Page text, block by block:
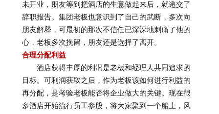
未开业，朋友等到把酒店的生意做起来后，就递交了
辞职报告。集团老板也意识到了自己的武断，多次向
朋友解释，可最初的那次不信任已深深地刺痛了他的
心，老板多次挽留，朋友还是选择了离开。
合理分配利益
酒店获得丰厚的利润是老板和经理人共同追求的
目标。可利润获取之后，作为老板该如何进行利益的
再分配，是考验老板能否将企业做大的关键。现在很
多酒店开始流行员工参股，将大家聚到一个船上，风